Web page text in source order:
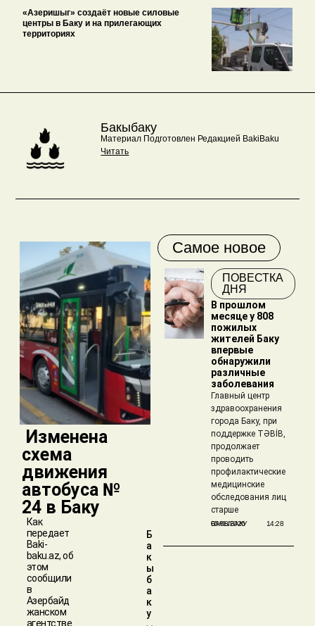
«Азеришыг» создаёт новые силовые
центры в Баку и на прилегающих
территориях
Бакыбаку
Материал Подготовлен Редакцией BakiBaku
Читать
​ Изменена
схема
движения
автобуса №
24 в Баку
Как
передает
Baki-
baku.az, об
этом
сообщили
в
Азербайд
жанском
агентстве
Б
а
к
ы
б
а
к
у
Самое новое
ПОВЕСТКА
ДНЯ
В прошлом
месяце у 808
пожилых
жителей Баку
впервые
обнаружили
различные
заболевания
Главный центр
здравоохранения
города Баку, при
поддержке TƏBİB,
продолжает
проводить
профилактические
медицинские
обследования лиц
старше
БАКЫБАКУ
05/08/2026 14:28